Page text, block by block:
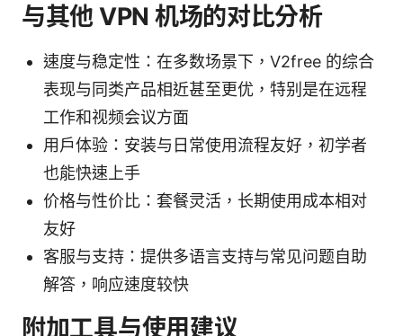
与其他 VPN 机场的对比分析
速度与稳定性：在多数场景下，V2free 的综合
表现与同类产品相近甚至更优，特别是在远程
工作和视频会议方面
用户体验：安装与日常使用流程友好，初学者
也能快速上手
价格与性价比：套餐灵活，长期使用成本相对
友好
客服与支持：提供多语言支持与常见问题自助
解答，响应速度较快
附加工具与使用建议